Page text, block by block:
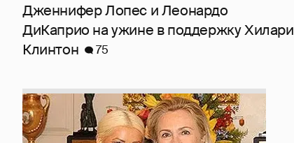
Дженнифер Лопес и Леонардо
ДиКаприо на ужине в поддержку Хилари
Клинтон
75